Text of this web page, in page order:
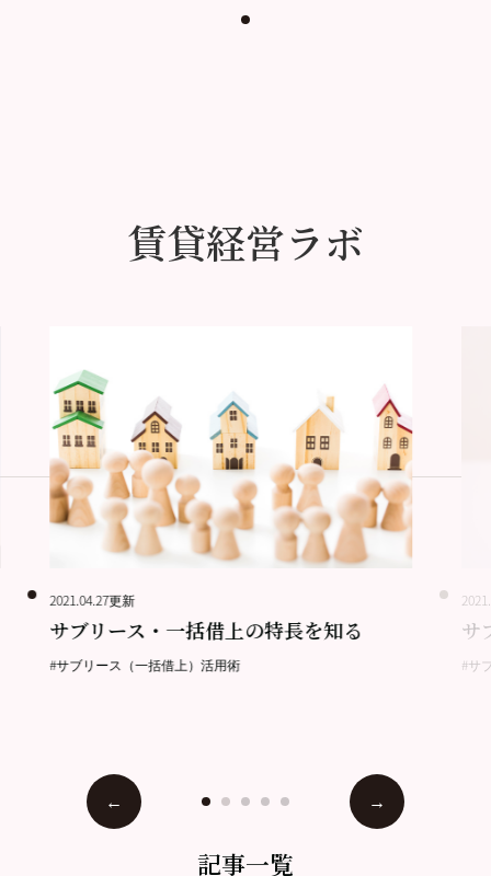
賃貸経営ラボ
2021.04.27更新
サブリース・一括借上の特長を知る
#サブリース（一括借上）活用術
サ
#サ
記事一覧